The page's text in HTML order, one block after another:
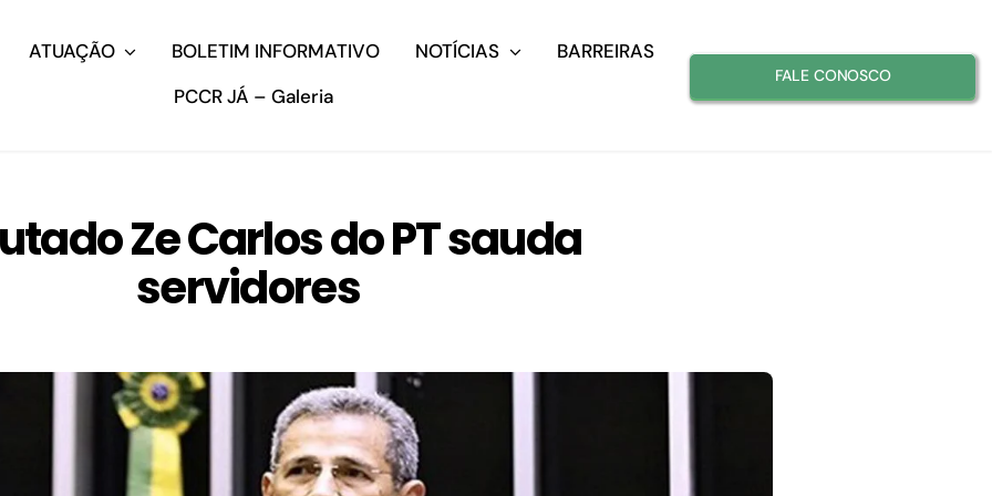
ATUAÇÃO BOLETIM INFORMATIVO NOTÍCIAS
BARREIRAS
PCCR JÁ – Galeria
FALE CONOSCO
Ze Carlos do PT sauda
servidores